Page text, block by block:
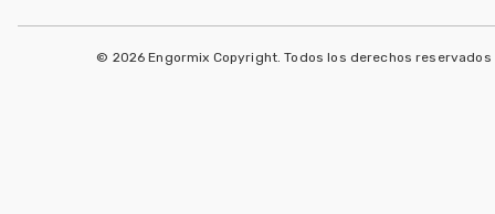
© 2026 Engormix Copyright. Todos los derechos reservados